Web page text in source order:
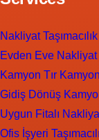
Nakliyat Taşımacılık
Evden Eve Nakliyat
Kamyon Tır
Gidiş Dönüş
Uygun Fitalı
Ofis İşyeri